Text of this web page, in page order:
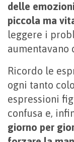
delle
piccola ma
leggere i
aumentavano
Ricordo le
ogni tanto
espressioni
confusa e,
giorno per